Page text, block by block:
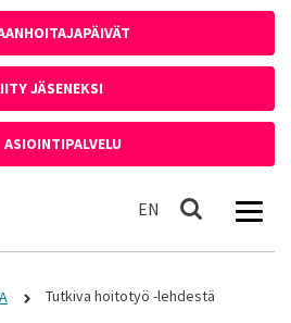
JÄSENEKSI
ASIOINTIPALVELU
EN In English
Haku
Tutkiva hoitotyö -lehdestä